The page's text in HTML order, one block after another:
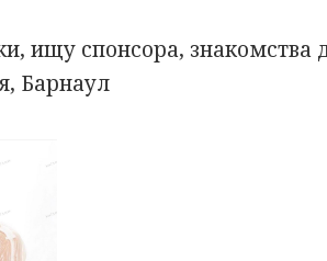
ищу спонсора, знакомства
Барнаул